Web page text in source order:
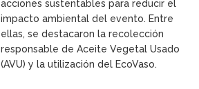
acciones sustentables para reducir el
impacto ambiental del evento. Entre
ellas, se destacaron la recolección
responsable de Aceite Vegetal Usado
(AVU) y la utilización del EcoVaso.